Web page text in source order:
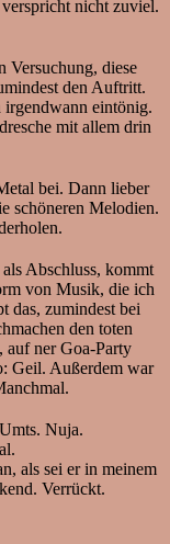
nicht zuviel.
Versuchung, diese
den Auftritt.
eintönig.
mit allem drin
bei. Dann lieber
schöneren Melodien.
Abschluss, kommt
von Musik, die ich
das, zumindest bei
den toten
auf ner Goa-Party
Geil. Außerdem war
Nuja.
als sei er in meinem
Verrückt.